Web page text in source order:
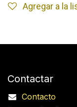
Agregar a la
Contactar
Contacto